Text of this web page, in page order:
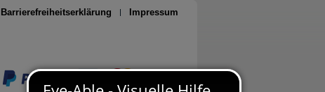
Barrierefreiheitserklärung Impressum